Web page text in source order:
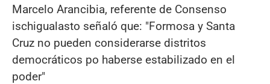
Marcelo Arancibia, referente de Consenso
ischigualasto señaló que: "Formosa y Santa
Cruz no pueden considerarse distritos
democráticos po haberse estabilizado en el
poder"